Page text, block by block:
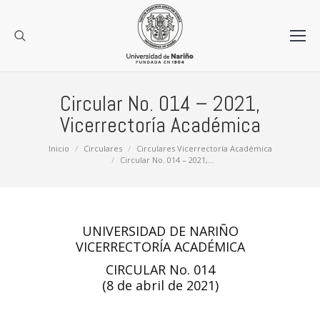
Circular No. 014 – 2021,
Vicerrectoría Académica
Estás aquí:
Inicio Circulares
Circulares Vicerrectoría Académica
Circular No. 014 – 2021,…
UNIVERSIDAD DE NARIÑO
VICERRECTORÍA ACADÉMICA
CIRCULAR No. 014
(8 de abril de 2021)